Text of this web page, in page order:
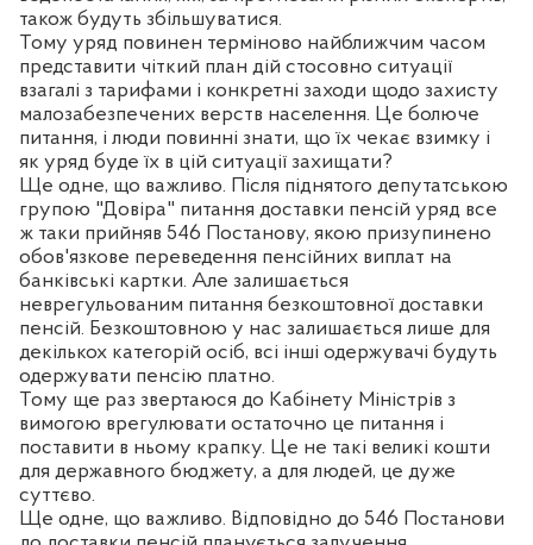
також будуть збільшуватися.
Тому уряд повинен терміново найближчим часом
представити чіткий план дій стосовно ситуації
взагалі з тарифами і конкретні заходи щодо захисту
малозабезпечених верств населення. Це болюче
питання, і люди повинні знати, що їх чекає взимку і
як уряд буде їх в цій ситуації захищати?
Ще одне, що важливо. Після піднятого депутатською
групою "Довіра" питання доставки пенсій уряд все
ж таки прийняв 546 Постанову, якою призупинено
обов'язкове переведення пенсійних виплат на
банківські картки. Але залишається
неврегульованим питання безкоштовної доставки
пенсій. Безкоштовною у нас залишається лише для
декількох категорій осіб, всі інші одержувачі будуть
одержувати пенсію платно.
Тому ще раз звертаюся до Кабінету Міністрів з
вимогою врегулювати остаточно це питання і
поставити в ньому крапку. Це не такі великі кошти
для державного бюджету, а для людей, це дуже
суттєво.
Ще одне, що важливо. Відповідно до 546 Постанови